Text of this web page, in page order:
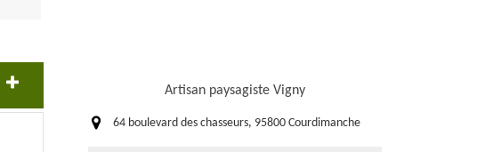
Artisan paysagiste Vigny
64 boulevard des chasseurs, 95800 Courdimanche